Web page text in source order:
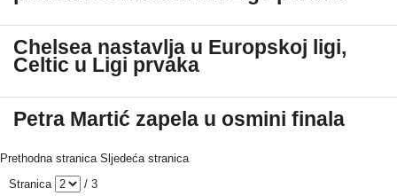
Chelsea nastavlja u Europskoj ligi,
Celtic u Ligi prvaka
Petra Martić zapela u osmini finala
Prethodna stranica Sljedeća stranica
Stranica
/ 3